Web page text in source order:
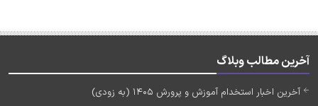
آخرین مطالب وبلاگ
آخرین اخبار استخدام آموزش و پرورش 1405 (به زودی)